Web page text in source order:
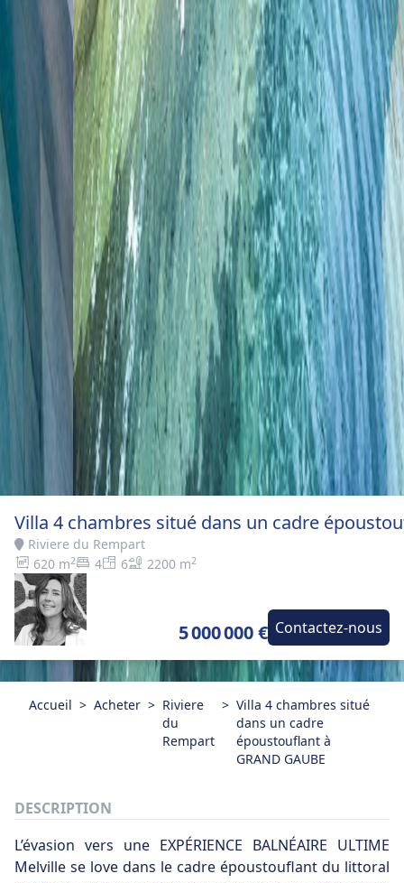
Villa 4 chambres situé dans un cadre
Riviere du Rempart
620 m2 4 6 2200 m2
5 000 000 € Contactez-nous
Accueil > Acheter > Riviere
du
Rempart
> Villa 4 chambres situé
dans un cadre
époustouflant à
GRAND GAUBE
DESCRIPTION
L’évasion vers une EXPÉRIENCE BALNÉAIRE ULTIME
Melville se love dans le cadre époustouflant du littoral